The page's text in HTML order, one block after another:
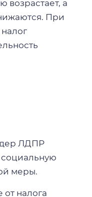
возрастает, а
При
ЛДПР
меры.
налога